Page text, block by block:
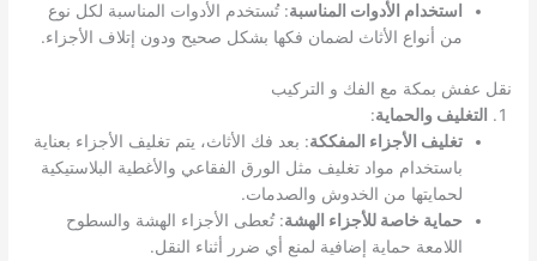
استخدام الأدوات المناسبة: تُستخدم الأدوات المناسبة لكل نوع
من أنواع الأثاث لضمان فكها بشكل صحيح ودون إتلاف الأجزاء.
نقل عفش بمكة مع الفك و التركيب
التغليف والحماية:
تغليف الأجزاء المفككة: بعد فك الأثاث، يتم تغليف الأجزاء بعناية
باستخدام مواد تغليف مثل الورق الفقاعي والأغطية البلاستيكية
لحمايتها من الخدوش والصدمات.
حماية خاصة للأجزاء الهشة: تُعطى الأجزاء الهشة والسطوح
اللامعة حماية إضافية لمنع أي ضرر أثناء النقل.